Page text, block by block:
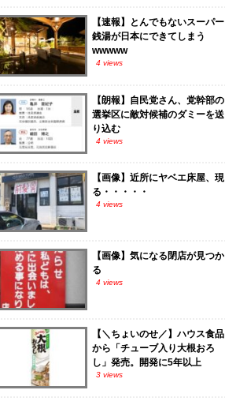
【速報】とんでもないスーパー
銭湯が日本にできてしまう
wwwww
4 views
【朗報】自民党さん、党幹部の
選挙区に敵対候補のダミーを送
り込む
4 views
【画像】近所にヤベエ床屋、現
る・・・・・
4 views
【画像】気になる閉店が見つか
る
4 views
【＼ちょいのせ／】ハウス食品
から「チューブ入り大根おろ
し」発売。開発に5年以上
3 views